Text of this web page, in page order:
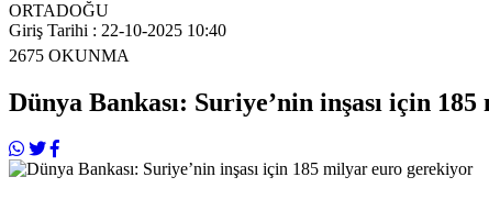
ORTADOĞU
Giriş Tarihi : 22-10-2025 10:40
2675 OKUNMA
Dünya Bankası: Suriye’nin inşası için